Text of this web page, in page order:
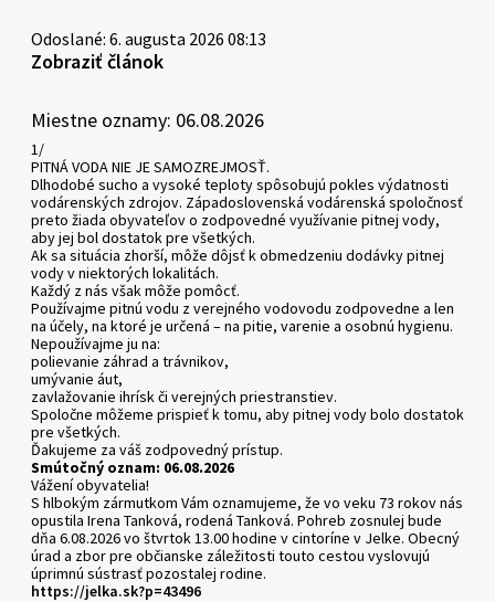
Odoslané: 6. augusta 2026 08:13
Zobraziť článok
Miestne oznamy: 06.08.2026
1/
PITNÁ VODA NIE JE SAMOZREJMOSŤ.
Dlhodobé sucho a vysoké teploty spôsobujú pokles výdatnosti
vodárenských zdrojov. Západoslovenská vodárenská spoločnosť
preto žiada obyvateľov o zodpovedné využívanie pitnej vody,
aby jej bol dostatok pre všetkých.
Ak sa situácia zhorší, môže dôjsť k obmedzeniu dodávky pitnej
vody v niektorých lokalitách.
Každý z nás však môže pomôcť.
Používajme pitnú vodu z verejného vodovodu zodpovedne a len
na účely, na ktoré je určená – na pitie, varenie a osobnú hygienu.
Nepoužívajme ju na:
polievanie záhrad a trávnikov,
umývanie áut,
zavlažovanie ihrísk či verejných priestranstiev.
Spoločne môžeme prispieť k tomu, aby pitnej vody bolo dostatok
pre všetkých.
Ďakujeme za váš zodpovedný prístup.
Smútočný oznam: 06.08.2026
Vážení obyvatelia!
S hlbokým zármutkom Vám oznamujeme, že vo veku 73 rokov nás
opustila Irena Tanková, rodená Tanková. Pohreb zosnulej bude
dňa 6.08.2026 vo štvrtok 13.00 hodine v cintoríne v Jelke. Obecný
úrad a zbor pre občianske záležitosti touto cestou vyslovujú
úprimnú sústrasť pozostalej rodine.
https://jelka.sk?p=43496